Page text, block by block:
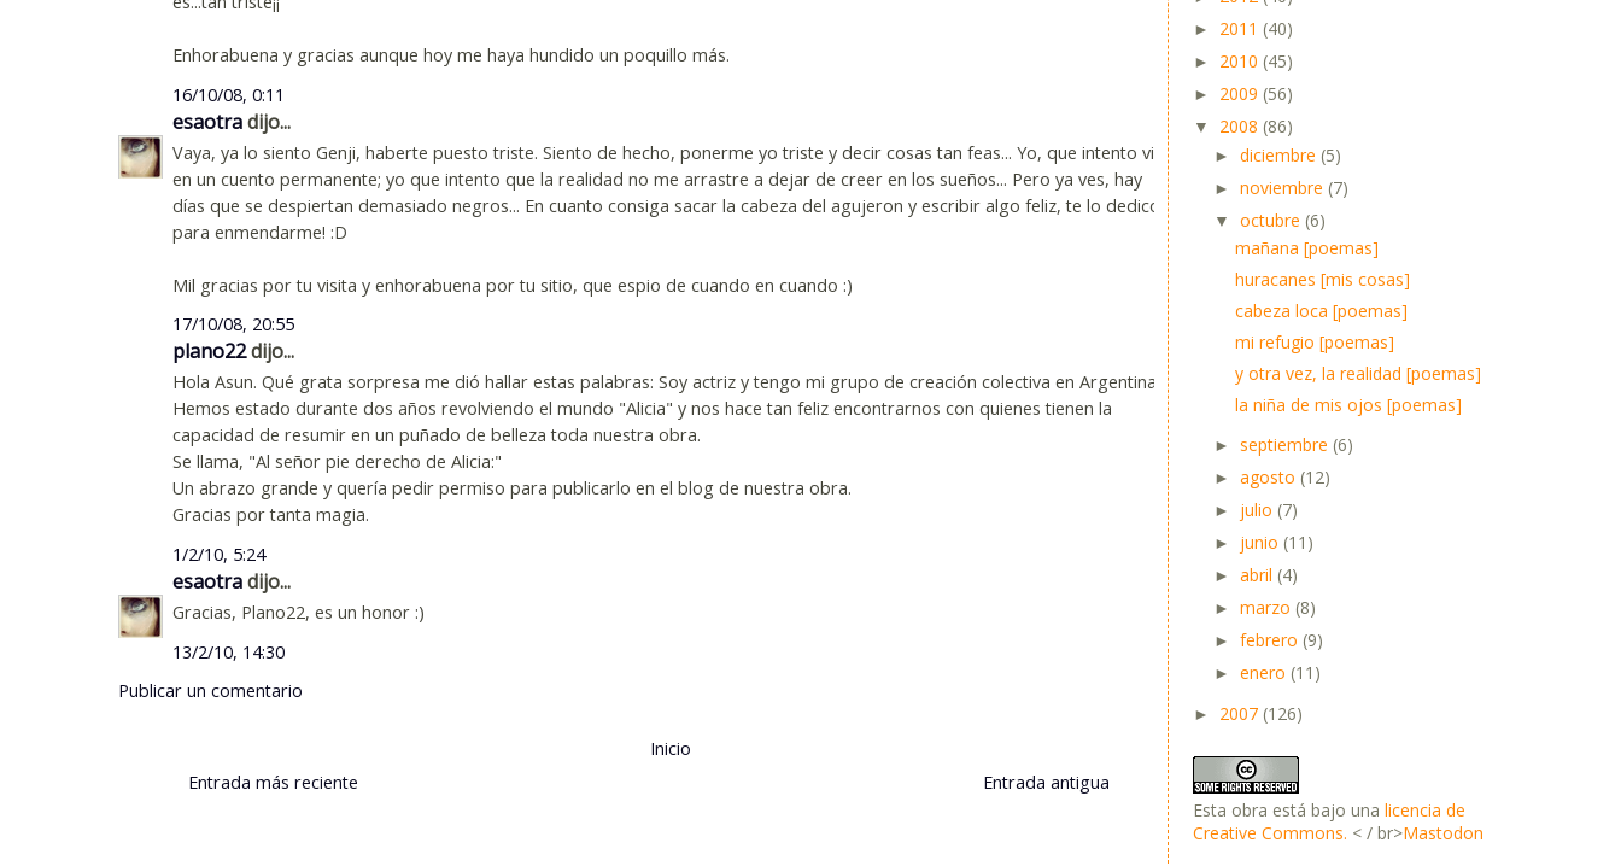
Enhorabuena y gracias aunque hoy me haya hundido un poquillo más.
16/10/08, 0:11
esaotradijo...
Vaya, ya lo siento Genji, haberte puesto triste. Siento de hecho, ponerme yo triste y decir cosas tan feas... Yo, que intento vivir
en un cuento permanente; yo que intento que la realidad no me arrastre a dejar de creer en los sueños... Pero ya ves, hay
días que se despiertan demasiado negros... En cuanto consiga sacar la cabeza del agujeron y escribir algo feliz, te lo dedico,
para enmendarme! :D
Mil gracias por tu visita y enhorabuena por tu sitio, que espio de cuando en cuando :)
17/10/08, 20:55
plano22dijo...
Hola Asun. Qué grata sorpresa me dió hallar estas palabras: Soy actriz y tengo mi grupo de creación colectiva en Argentina.
Hemos estado durante dos años revolviendo el mundo "Alicia" y nos hace tan feliz encontrarnos con quienes tienen la
capacidad de resumir en un puñado de belleza toda nuestra obra.
Se llama, "Al señor pie derecho de Alicia:"
Un abrazo grande y quería pedir permiso para publicarlo en el blog de nuestra obra.
Gracias por tanta magia.
1/2/10, 5:24
esaotradijo...
Gracias, Plano22, es un honor :)
13/2/10, 14:30
Publicar un comentario
Entrada más reciente Entrada antigua
Inicio
► 2011 (40)
► 2010 (45)
► 2009 (56)
▼ 2008 (86)
► diciembre (5)
► noviembre (7)
▼ octubre (6)
mañana [poemas]
huracanes [mis cosas]
cabeza loca [poemas]
mi refugio [poemas]
y otra vez, la realidad [poemas]
la niña de mis ojos [poemas]
► septiembre (6)
► agosto (12)
► julio (7)
► junio (11)
► abril (4)
► marzo (8)
► febrero (9)
► enero (11)
► 2007 (126)
Esta obra está bajo una licencia de
Creative Commons. < / br>Mastodon